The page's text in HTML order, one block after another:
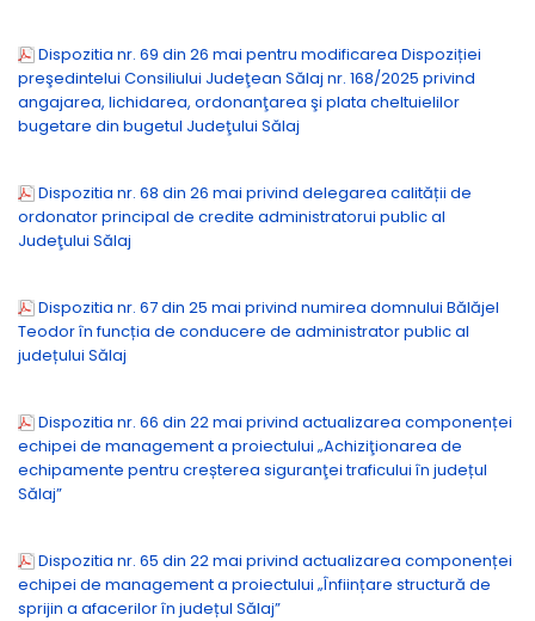
Dispozitia nr. 69 din 26 mai pentru modificarea Dispoziției
preşedintelui Consiliului Judeţean Sălaj nr. 168/2025 privind
angajarea, lichidarea, ordonanţarea şi plata cheltuielilor
bugetare din bugetul Judeţului Sălaj
Dispozitia nr. 68 din 26 mai privind delegarea calității de
ordonator principal de credite administratorui public al
Judeţului Sălaj
Dispozitia nr. 67 din 25 mai privind numirea domnului Bălăjel
Teodor în funcția de conducere de administrator public al
județului Sălaj
Dispozitia nr. 66 din 22 mai privind actualizarea componenței
echipei de management a proiectului „Achiziţionarea de
echipamente pentru creșterea siguranţei traficului în județul
Sălaj”
Dispozitia nr. 65 din 22 mai privind actualizarea componenței
echipei de management a proiectului „Înființare structură de
sprijin a afacerilor în județul Sălaj”